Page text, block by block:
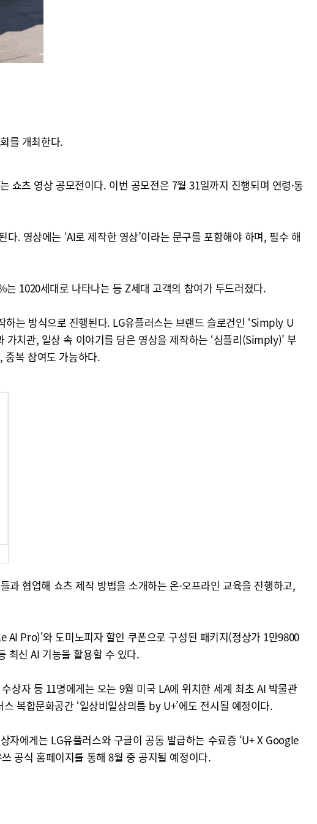
를 개최한다.
쇼츠 영상 공모전이다. 이번 공모전은 7월 31일까지 진행되며 연령·통
. 영상에는 ‘AI로 제작한 영상’이라는 문구를 포함해야 하며, 필수 해
1020세대로 나타나는 등 Z세대 고객의 참여가 두드러졌다.
는 방식으로 진행된다. LG유플러스는 브랜드 슬로건인 ‘Simply U
가치관, 일상 속 이야기를 담은 영상을 제작하는 ‘심플리(Simply)’ 부
중복 참여도 가능하다.
협업해 쇼츠 제작 방법을 소개하는 온·오프라인 교육을 진행하고,
Pro)'와 도미노피자 할인 쿠폰으로 구성된 패키지(정상가 1만9800
최신 AI 기능을 활용할 수 있다.
상자 등 11명에게는 오는 9월 미국 LA에 위치한 세계 최초 AI 박물관
복합문화공간 ‘일상비일상의틈 by U+’에도 전시될 예정이다.
에게는 LG유플러스와 구글이 공동 발급하는 수료증 ‘U+ X Google
공식 홈페이지를 통해 8월 중 공지될 예정이다.